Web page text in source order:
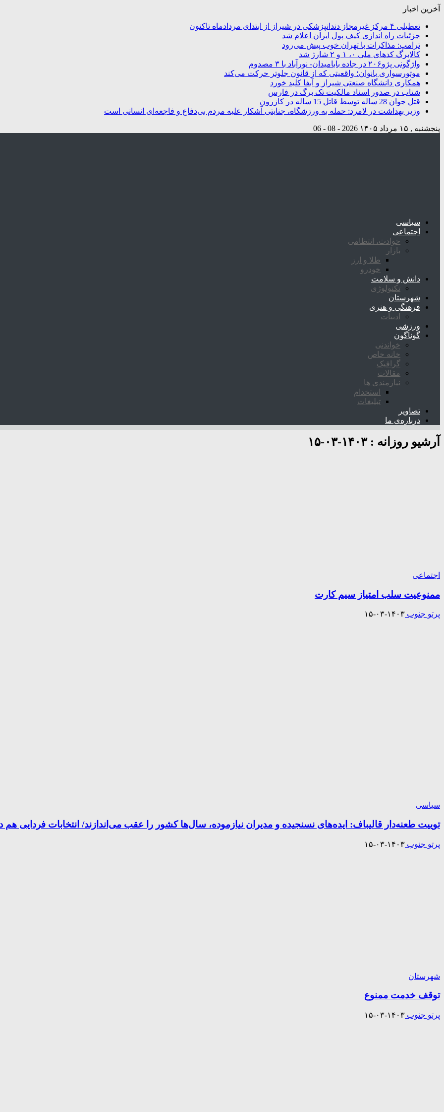
آخرین اخبار
تعطیلی ۴ مرکز غیرمجاز دندانپزشکی در شیراز از ابتدای مردادماه تاکنون
جزئیات راه اندازی کیف پول ایران اعلام شد
ترامپ: مذاکرات با تهران خوب پیش می‌رود
کالابرگ کدهای ملی ۰، ۱ و ۲ شارژ شد
واژگونی پژو۲۰۶ در جاده بابامیدان- نورآباد با ۳ مصدوم
موتورسواری بانوان؛ واقعیتی که از قانون جلوتر حرکت می‌کند
همکاری دانشگاه صنعتی شیراز و آبفا کلید خورد
شتاب در صدور اسناد مالکیت تک برگ در فارس
قتل جوان 28 ساله توسط قاتل 15 ساله در کازرون
وزیر بهداشت در لامرد: حمله به ورزشگاه، جنایتی آشکار علیه مردم بی‌دفاع و فاجعه‌ای انسانی است
پنجشنبه , ۱۵ مرداد ۱۴۰۵ 2026 - 08 - 06
سیاسی
اجتماعی
حوادث، انتظامی
بازار
طلا و ارز
خودرو
دانش و سلامت
تکنولوژی
شهرستان
فرهنگی و هنری
ادبیات
ورزشی
گوناگون
خواندنی
خانه خاص
گرافیک
مقالات
نیازمندی ها
استخدام
تبلیغات
تصاویر
درباره‌ی ما
آرشیو روزانه :۱۴۰۳-۰۳-۱۵
اجتماعی
ممنوعیت سلب امتیاز سیم کارت
پرتو جنوب ۱۴۰۳-۰۳-۱۵
سیاسی
توییت طعنه‌دار قالیباف: ایده‌های نسنجیده و مدیران نیازموده، سال‌ها کشور را عقب می‌اندازند/ انتخابات فردایی هم
پرتو جنوب ۱۴۰۳-۰۳-۱۵
شهرستان
توقف خدمت ممنوع
پرتو جنوب ۱۴۰۳-۰۳-۱۵